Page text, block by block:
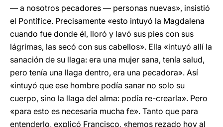
— a nosotros pecadores — personas nuevas», insistió
el Pontífice. Precisamente «esto intuyó la Magdalena
cuando fue donde él, lloró y lavó sus pies con sus
lágrimas, las secó con sus cabellos». Ella «intuyó allí la
sanación de su llaga: era una mujer sana, tenía salud,
pero tenía una llaga dentro, era una pecadora». Así
«intuyó que ese hombre podía sanar no solo su
cuerpo, sino la llaga del alma: podía re-crearla». Pero
«para esto es necesaria mucha fe». Tanto que para
entenderlo, explicó Francisco, «hemos rezado hoy al